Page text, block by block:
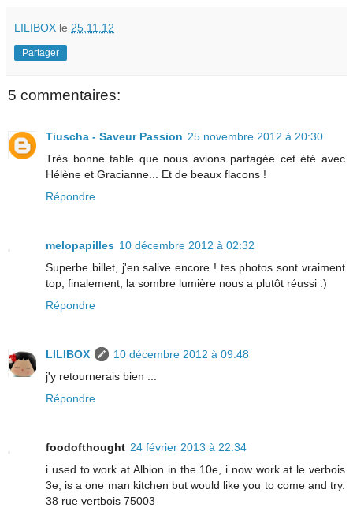
LILIBOX le 25.11.12
Partager
5 commentaires:
Tiuscha - Saveur Passion 25 novembre 2012 à 20:30
Très bonne table que nous avions partagée cet été avec
Hélène et Gracianne... Et de beaux flacons !
Répondre
melopapilles 10 décembre 2012 à 02:32
Superbe billet, j'en salive encore ! tes photos sont vraiment
top, finalement, la sombre lumière nous a plutôt réussi :)
Répondre
LILIBOX
10 décembre 2012 à 09:48
j'y retournerais bien ...
Répondre
foodofthought 24 février 2013 à 22:34
i used to work at Albion in the 10e, i now work at le verbois
3e, is a one man kitchen but would like you to come and try.
38 rue vertbois 75003